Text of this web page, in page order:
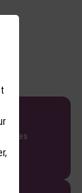
ou pour
Il peut
et